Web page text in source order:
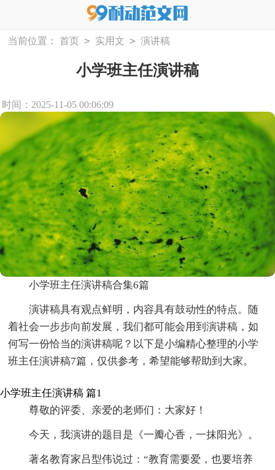
当前位置： 首页 > 实用文 > 演讲稿
小学班主任演讲稿
时间：2025-11-05 00:06:09
小学班主任演讲稿合集6篇
演讲稿具有观点鲜明，内容具有鼓动性的特点。随
着社会一步步向前发展，我们都可能会用到演讲稿，如
何写一份恰当的演讲稿呢？以下是小编精心整理的小学
班主任演讲稿7篇，仅供参考，希望能够帮助到大家。
小学班主任演讲稿 篇1
尊敬的评委、亲爱的老师们：大家好！
今天，我演讲的题目是《一瓣心香，一抹阳光》。
著名教育家吕型伟说过：“教育需要爱，也要培养